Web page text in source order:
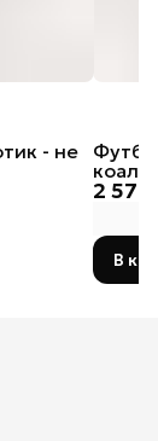
- не
2 577
коала
В